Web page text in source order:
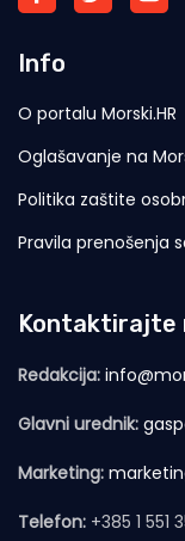
Info
O portalu Morski.HR
Oglašavanje na
Politika zaštite
Pravila prenošenja
Kontaktirajte
Redakcija:
Glavni urednik:
Marketing:
Telefon: +385 1 551